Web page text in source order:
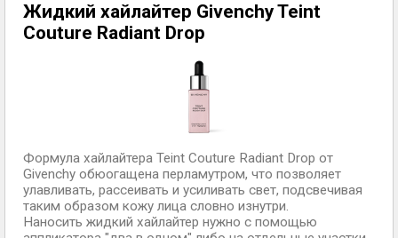
Жидкий хайлайтер Givenchy Teint
Couture Radiant Drop
Формула хайлайтера Teint Couture Radiant Drop от
Givenchy обюогащена перламутром, что позволяет
улавливать, рассеивать и усиливать свет, подсвечивая
таким образом кожу лица словно изнутри.
Наносить жидкий хайлайтер нужно с помощью